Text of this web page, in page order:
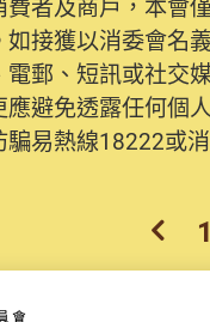
費者及商戶，本會
接獲以消委會名
電郵、短訊或社交
避免透露任何個
騙易熱線18222或
上1